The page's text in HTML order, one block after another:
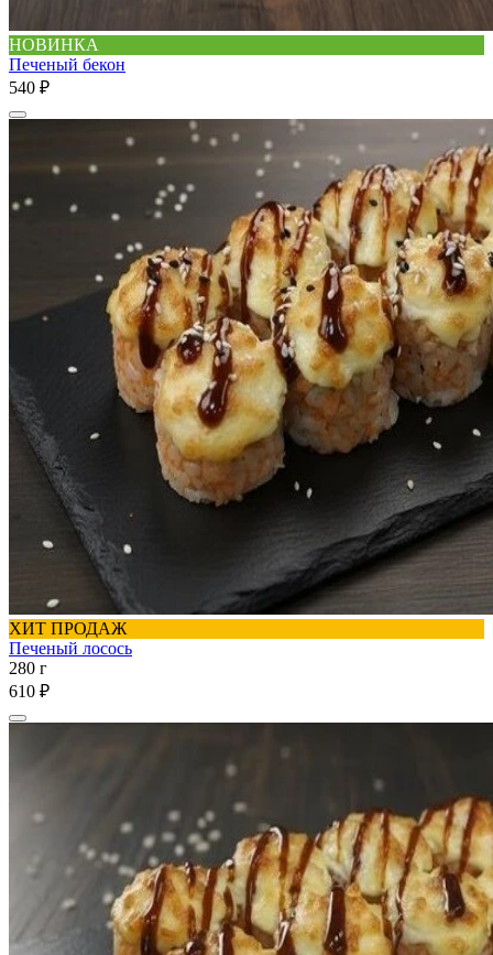
НОВИНКА
Печеный бекон
540 ₽
ХИТ ПРОДАЖ
Печеный лосось
280 г
610 ₽